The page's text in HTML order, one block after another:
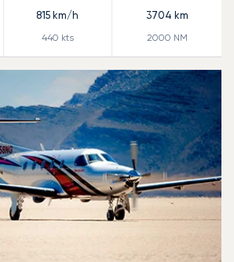
815 km/h
440 kts
3704 km
2000 NM